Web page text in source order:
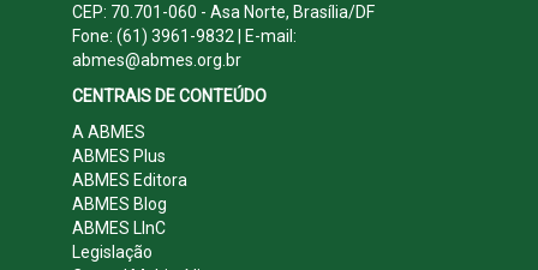
CEP: 70.701-060 - Asa Norte, Brasília/DF
Fone: (61) 3961-9832 | E-mail:
abmes@abmes.org.br
CENTRAIS DE CONTEÚDO
A ABMES
ABMES Plus
ABMES Editora
ABMES Blog
ABMES LInC
Legislação